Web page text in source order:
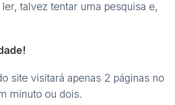
talvez tentar uma pesquisa e,
site visitará apenas 2 páginas no
minuto ou dois.